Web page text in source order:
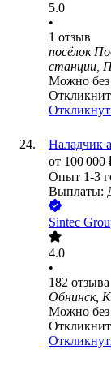
5.0
•
1 отзыв
посёлок
станции,
Можно без
Наладчик
от 100 000
Опыт 1-3
Выплаты:
Sintec
4.0
•
182 отзыва
Обнинск,
Можно без